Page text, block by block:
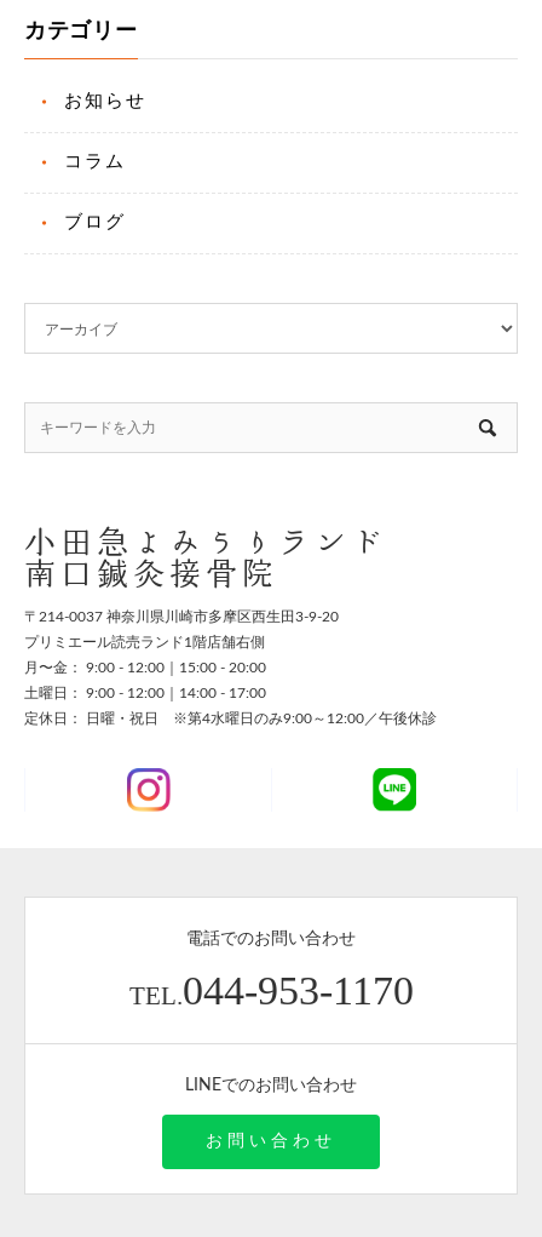
カテゴリー
お知らせ
コラム
ブログ
小田急よみうりランド
南口鍼灸接骨院
〒214-0037 神奈川県川崎市多摩区西生田3-9-20
プリミエール読売ランド1階店舗右側
月〜金： 9:00 - 12:00｜15:00 - 20:00
土曜日： 9:00 - 12:00｜14:00 - 17:00
定休日： 日曜・祝日 ※第4水曜日のみ9:00～12:00／午後休診
電話でのお問い合わせ
TEL.044-953-1170
LINEでのお問い合わせ
お問い合わせ